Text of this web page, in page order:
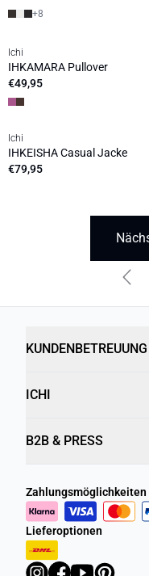
+8
NEUHEIT
Ichi
IHKAMARA Pullover
€49,95
NEUHEIT
Ichi
IHKEISHA Casual Jacke
€79,95
KUNDENBETREUUNG
ICHI
B2B & PRESS
Zahlungsmöglichkeiten
Lieferoptionen